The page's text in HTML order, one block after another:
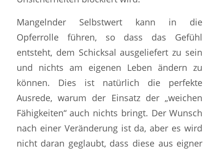
Mangelnder Selbstwert kann in die
Opferrolle führen, so dass das Gefühl
entsteht, dem Schicksal ausgeliefert zu sein
und nichts am eigenen Leben ändern zu
können. Dies ist natürlich die perfekte
Ausrede, warum der Einsatz der „weichen
Fähigkeiten“ auch nichts bringt. Der Wunsch
nach einer Veränderung ist da, aber es wird
nicht daran geglaubt, dass diese aus eigner